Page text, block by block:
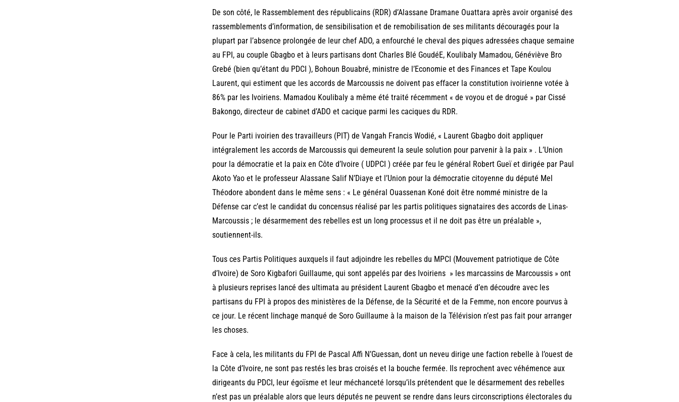
De son côté, le Rassemblement des républicains (RDR) d’Alassane Dramane Ouattara après avoir organisé des
rassemblements d’information, de sensibilisation et de remobilisation de ses militants découragés pour la
plupart par l’absence prolongée de leur chef ADO, a enfourché le cheval des piques adressées chaque semaine
au FPI, au couple Gbagbo et à leurs partisans dont Charles Blé GoudéE, Koulibaly Mamadou, Généviève Bro
Grebé (bien qu’étant du PDCI ), Bohoun Bouabré, ministre de l’Economie et des Finances et Tape Koulou
Laurent, qui estiment que les accords de Marcoussis ne doivent pas effacer la constitution ivoirienne votée à
86% par les Ivoiriens. Mamadou Koulibaly a même été traité récemment « de voyou et de drogué » par Cissé
Bakongo, directeur de cabinet d’ADO et cacique parmi les caciques du RDR.
Pour le Parti ivoirien des travailleurs (PIT) de Vangah Francis Wodié, « Laurent Gbagbo doit appliquer
intégralement les accords de Marcoussis qui demeurent la seule solution pour parvenir à la paix » . L’Union
pour la démocratie et la paix en Côte d’Ivoire ( UDPCI ) créée par feu le général Robert Gueï et dirigée par Paul
Akoto Yao et le professeur Alassane Salif N’Diaye et l’Union pour la démocratie citoyenne du député Mel
Théodore abondent dans le même sens : « Le général Ouassenan Koné doit être nommé ministre de la
Défense car c’est le candidat du concensus réalisé par les partis politiques signataires des accords de Linas-
Marcoussis ; le désarmement des rebelles est un long processus et il ne doit pas être un préalable »,
soutiennent-ils.
Tous ces Partis Politiques auxquels il faut adjoindre les rebelles du MPCI (Mouvement patriotique de Côte
d’Ivoire) de Soro Kigbafori Guillaume, qui sont appelés par des Ivoiriens » les marcassins de Marcoussis » ont
à plusieurs reprises lancé des ultimata au président Laurent Gbagbo et menacé d’en découdre avec les
partisans du FPI à propos des ministères de la Défense, de la Sécurité et de la Femme, non encore pourvus à
ce jour. Le récent linchage manqué de Soro Guillaume à la maison de la Télévision n’est pas fait pour arranger
les choses.
Face à cela, les militants du FPI de Pascal Affi N’Guessan, dont un neveu dirige une faction rebelle à l’ouest de
la Côte d’Ivoire, ne sont pas restés les bras croisés et la bouche fermée. Ils reprochent avec véhémence aux
dirigeants du PDCI, leur égoïsme et leur méchanceté lorsqu’ils prétendent que le désarmement des rebelles
n’est pas un préalable alors que leurs députés ne peuvent se rendre dans leurs circonscriptions électorales du